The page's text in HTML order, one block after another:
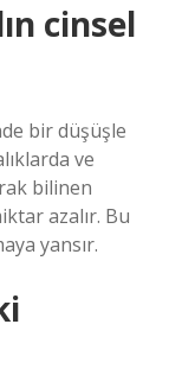
cinsel
bir düşüşle
ve
bilinen
azalır. Bu
yansır.